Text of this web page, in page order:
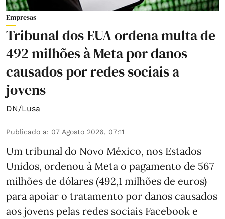
Empresas
Tribunal dos EUA ordena multa de
492 milhões à Meta por danos
causados por redes sociais a
jovens
DN/Lusa
Publicado a: 07 Agosto 2026, 07:11
Um tribunal do Novo México, nos Estados
Unidos, ordenou à Meta o pagamento de 567
milhões de dólares (492,1 milhões de euros)
para apoiar o tratamento por danos causados
aos jovens pelas redes sociais Facebook e